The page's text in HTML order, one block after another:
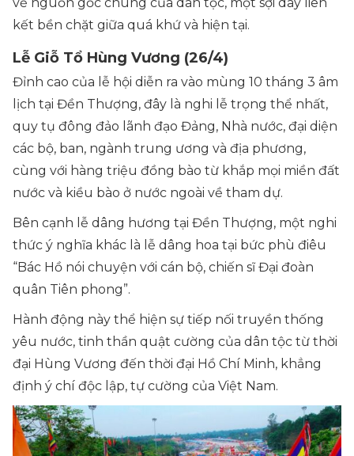
kết bền chặt giữa quá khứ và hiện tại.
Lễ Giỗ Tổ Hùng Vương (26/4)
Đỉnh cao của lễ hội diễn ra vào mùng 10 tháng 3 âm
lịch tại Đền Thượng, đây là nghi lễ trọng thể nhất,
quy tụ đông đảo lãnh đạo Đảng, Nhà nước, đại diện
các bộ, ban, ngành trung ương và địa phương,
cùng với hàng triệu đồng bào từ khắp mọi miền đất
nước và kiều bào ở nước ngoài về tham dự.
Bên cạnh lễ dâng hương tại Đền Thượng, một nghi
thức ý nghĩa khác là lễ dâng hoa tại bức phù điêu
“Bác Hồ nói chuyện với cán bộ, chiến sĩ Đại đoàn
quân Tiên phong”.
Hành động này thể hiện sự tiếp nối truyền thống
yêu nước, tinh thần quật cường của dân tộc từ thời
đại Hùng Vương đến thời đại Hồ Chí Minh, khẳng
định ý chí độc lập, tự cường của Việt Nam.